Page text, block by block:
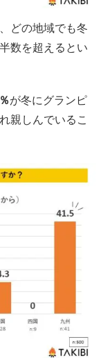
どの地域でも冬
数を超えるとい
が冬にグランピ
親しんでいるこ